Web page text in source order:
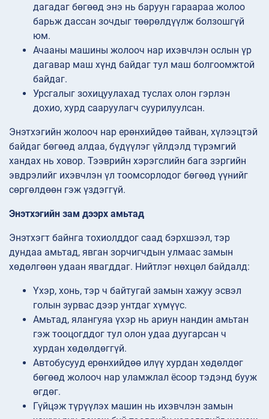
дагадаг бөгөөд энэ нь баруун гараараа жолоо
барьж дассан зочдыг төөрөлдүүлж болзошгүй
юм.
Ачааны машины жолооч нар ихэвчлэн ослын үр
дагавар маш хүнд байдаг тул маш болгоомжтой
байдаг.
Урсгалыг зохицуулахад туслах олон гэрлэн
дохио, хурд сааруулагч суурилуулсан.
Энэтхэгийн жолооч нар ерөнхийдөө тайван, хүлээцтэй
байдаг бөгөөд алдаа, бүдүүлэг үйлдэлд түрэмгий
хандах нь ховор. Тээврийн хэрэгслийн бага зэргийн
эвдрэлийг ихэвчлэн үл тоомсорлодог бөгөөд үүнийг
сөргөлдөөн гэж үздэггүй.
Энэтхэгийн зам дээрх амьтад
Энэтхэгт байнга тохиолддог саад бэрхшээл, тэр
дундаа амьтад, явган зорчигчдын улмаас замын
хөдөлгөөн удаан явагддаг. Нийтлэг нөхцөл байдалд:
Үхэр, хонь, тэр ч байтугай замын хажуу эсвэл
голын зурвас дээр унтдаг хүмүүс.
Амьтад, ялангуяа үхэр нь ариун нандин амьтан
гэж тооцогддог тул олон удаа дуугарсан ч
хурдан хөдөлдөггүй.
Автобусууд ерөнхийдөө илүү хурдан хөдөлдөг
бөгөөд жолооч нар уламжлал ёсоор тэдэнд бууж
өгдөг.
Гүйцэж түрүүлэх машин нь ихэвчлэн замын